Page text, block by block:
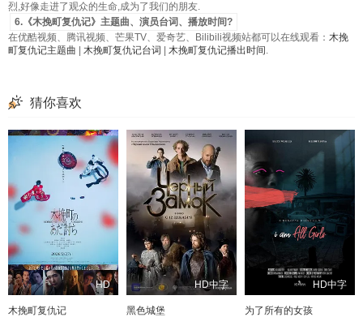
烈,好像走进了观众的生命,成为了我们的朋友.
6.《木挽町复仇记》主题曲、演员台词、播放时间?
在优酷视频、腾讯视频、芒果TV、爱奇艺、Bilibili视频站都可以在线观看： 木挽
町复仇记主题曲
木挽町复仇记台词 木挽町复仇记播出时间 .
猜你喜欢
HD
木挽町复仇记
HD中字
黑色城堡
HD中字
为了所有的女孩